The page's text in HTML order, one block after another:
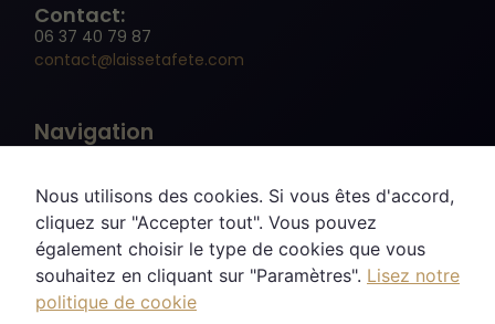
Contact:
06 37 40 79 87
contact@laissetafete.com
Navigation
Recherche
Nous utilisons des cookies. Si vous êtes d'accord,
cliquez sur "Accepter tout". Vous pouvez
également choisir le type de cookies que vous
souhaitez en cliquant sur "Paramètres". Lisez notre
politique de cookie